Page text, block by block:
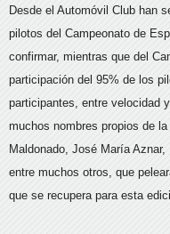
Desde el Automóvil Club han
pilotos del Campeonato de
confirmar, mientras que del
participación del 95% de los
participantes, entre velocidad
muchos nombres propios de
Maldonado, José María
entre muchos otros, que
que se recupera para esta